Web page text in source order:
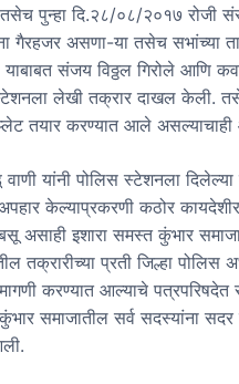
पुन्हा दि.२८/०८/२०१७ रोजी
गैरहजर असणा-या तसेच सभांच्या
संजय विठ्ठल गिरोले आणि
लेखी तक्रार दाखल केली.
तयार करण्यात आले
यांनी पोलिस स्टेशनला
अपहार केल्याप्रकरणी कठोर
असाही इशारा समस्त कुंभार
तक्रारीच्या प्रती जिल्हा
मागणी करण्यात आल्याचे
समाजातील सर्व सदस्यांना